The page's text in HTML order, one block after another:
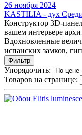
26 ноября 2024
KASTILIA - дух
Конструктор 3D-
вашем интерьере
Вдохновленные
испанских замков,
Фильтр
Упорядочить:
Товаров на странице: